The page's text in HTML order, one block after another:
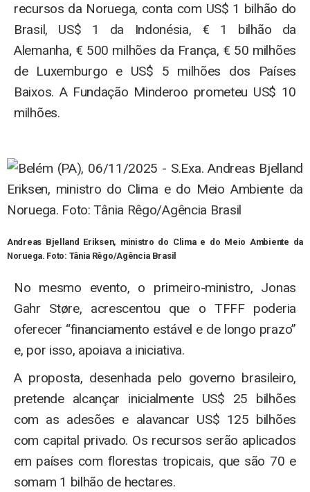
recursos da Noruega, conta com US$ 1 bilhão do
Brasil, US$ 1 da Indonésia, € 1 bilhão da
Alemanha, € 500 milhões da França, € 50 milhões
de Luxemburgo e US$ 5 milhões dos Países
Baixos. A Fundação Minderoo prometeu US$ 10
milhões.
Andreas Bjelland Eriksen, ministro do Clima e do Meio Ambiente da
Noruega. Foto: Tânia Rêgo/Agência Brasil
No mesmo evento, o primeiro-ministro, Jonas
Gahr Støre, acrescentou que o TFFF poderia
oferecer “financiamento estável e de longo prazo”
e, por isso, apoiava a iniciativa.
A proposta, desenhada pelo governo brasileiro,
pretende alcançar inicialmente US$ 25 bilhões
com as adesões e alavancar US$ 125 bilhões
com capital privado. Os recursos serão aplicados
em países com florestas tropicais, que são 70 e
somam 1 bilhão de hectares.